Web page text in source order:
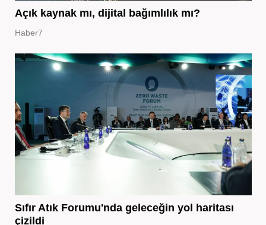
Açık kaynak mı, dijital bağımlılık mı?
Haber7
Sıfır Atık Forumu'nda geleceğin yol haritası
çizildi